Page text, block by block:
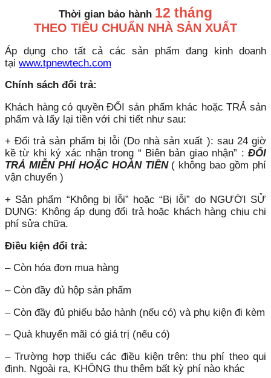
Thời gian bảo hành 12 tháng
THEO TIÊU CHUẨN NHÀ SẢN XUẤT
Áp dụng cho tất cả các sản phẩm đang kinh doanh
tại www.tpnewtech.com
Chính sách đổi trả:
Khách hàng có quyền ĐỔI sản phẩm khác hoặc TRẢ sản
phẩm và lấy lại tiền với chi tiết như sau:
+ Đổi trả sản phẩm bị lỗi (Do nhà sản xuất ): sau 24 giờ
kề từ khi ký xác nhận trong “ Biên bản giao nhận” : ĐỔI
TRẢ MIỄN PHÍ HOẶC HOÀN TIỀN( không bao gồm phí
vận chuyển )
+ Sản phẩm “Không bị lỗi” hoặc “Bị lỗi” do NGƯỜI SỬ
DỤNG: Không áp dụng đổi trả hoặc khách hàng chịu chi
phí sửa chữa.
Điều kiện đổi trả:
– Còn hóa đơn mua hàng
– Còn đầy đủ hộp sản phẩm
– Còn đầy đủ phiếu bảo hành (nếu có) và phụ kiện đi kèm
– Quà khuyến mãi có giá trị (nếu có)
– Trường hợp thiếu các điều kiện trên: thu phí theo qui
định. Ngoài ra, KHÔNG thu thêm bất kỳ phí nào khác